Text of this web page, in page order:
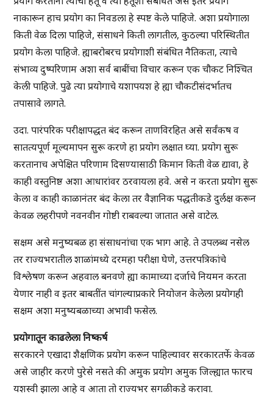
नाकारून हाच प्रयोग का निवडला हे स्पष्ट केले पाहिजे. अशा प्रयोगाला
किती वेळ दिला पाहिजे, संसाधने किती लागतील, कुठल्या परिस्थितीत
प्रयोग केला पाहिजे. ह्याबरोबरच प्रयोगाशी संबंधित नैतिकता, त्याचे
संभाव्य दुष्परिणाम अशा सर्व बाबींचा विचार करून एक चौकट निश्चित
केली पाहिजे. पुढे त्या प्रयोगाचे यशापयश हे ह्या चौकटीसंदर्भातच
तपासावे लागते.
उदा. पारंपरिक परीक्षापद्धत बंद करून ताणविरहित असे सर्वंकष व
सातत्यपूर्ण मूल्यमापन सुरू करणे हा प्रयोग लक्षात घ्या. प्रयोग सुरू
करतानाच अपेक्षित परिणाम दिसण्यासाठी किमान किती वेळ द्यावा, हे
काही वस्तुनिष्ठ अशा आधारांवर ठरवायला हवे. असे न करता प्रयोग सुरू
केला व काही काळानंतर बंद केला तर वैज्ञानिक पद्धतीकडे दुर्लक्ष करून
केवळ लहरीपणे नवनवीन गोष्टी राबवल्या जातात असे वाटेल.
सक्षम असे मनुष्यबळ हा संसाधनांचा एक भाग आहे. ते उपलब्ध नसेल
तर राज्यभरातील शाळांमध्ये दरमहा परीक्षा घेणे, उत्तरपत्रिकांचे
विश्लेषण करून अहवाल बनवणे ह्या कामाच्या दर्जाचे नियमन करता
येणार नाही व इतर बाबतींत चांगल्याप्रकारे नियोजन केलेला प्रयोगही
सक्षम अशा मनुष्यबळाच्या अभावी फसेल.
प्रयोगातून काढलेला निष्कर्ष
सरकारने एखादा शैक्षणिक प्रयोग करून पाहिल्यावर सरकारतर्फे केवळ
असे जाहीर करणे पुरेसे नसते की अमुक प्रयोग अमुक जिल्ह्यात फारच
यशस्वी झाला आहे व आता तो राज्यभर सगळीकडे करावा.